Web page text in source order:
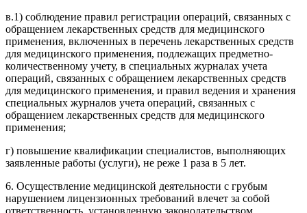
в.1) соблюдение правил регистрации операций, связанных с
обращением лекарственных средств для медицинского
применения, включенных в перечень лекарственных средств
для медицинского применения, подлежащих предметно-
количественному учету, в специальных журналах учета
операций, связанных с обращением лекарственных средств
для медицинского применения, и правил ведения и хранения
специальных журналов учета операций, связанных с
обращением лекарственных средств для медицинского
применения;
г) повышение квалификации специалистов, выполняющих
заявленные работы (услуги), не реже 1 раза в 5 лет.
6. Осуществление медицинской деятельности с грубым
нарушением лицензионных требований влечет за собой
ответственность, установленную законодательством